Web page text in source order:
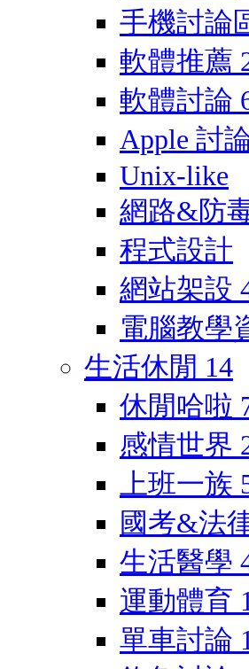
手機討論
軟體推薦
軟體討論
Apple 討
Unix-like
網路&防
程式設計
網站架設
電腦教學
生活休閒 14
休閒哈啦
感情世界
上班一族
國考&法
生活醫學
運動體育 1
單車討論 1